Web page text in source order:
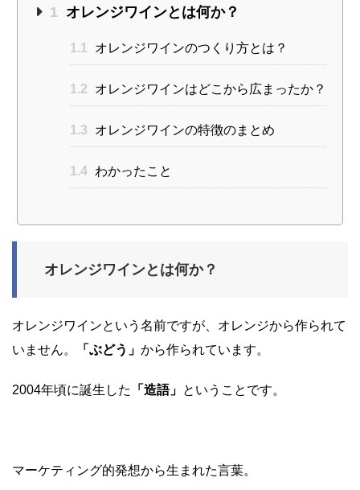
1 オレンジワインとは何か？
1.1 オレンジワインのつくり方とは？
1.2 オレンジワインはどこから広まったか？
1.3 オレンジワインの特徴のまとめ
1.4 わかったこと
オレンジワインとは何か？
オレンジワインという名前ですが、オレンジから作られて
いません。
「ぶどう」 から作られています。
2004年頃に誕生した 「造語」 ということです。
マーケティング的発想から生まれた言葉。